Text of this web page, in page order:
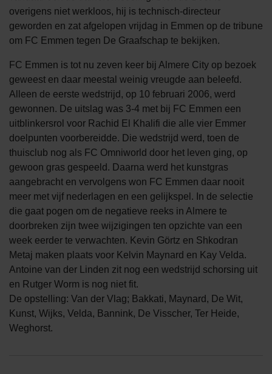
overigens niet werkloos, hij is technisch-directeur
geworden en zat afgelopen vrijdag in Emmen op de tribune
om FC Emmen tegen De Graafschap te bekijken.
FC Emmen is tot nu zeven keer bij Almere City op bezoek
geweest en daar meestal weinig vreugde aan beleefd.
Alleen de eerste wedstrijd, op 10 februari 2006, werd
gewonnen. De uitslag was 3-4 met bij FC Emmen een
uitblinkersrol voor Rachid El Khalifi die alle vier Emmer
doelpunten voorbereidde. Die wedstrijd werd, toen de
thuisclub nog als FC Omniworld door het leven ging, op
gewoon gras gespeeld. Daarna werd het kunstgras
aangebracht en vervolgens won FC Emmen daar nooit
meer met vijf nederlagen en een gelijkspel. In de selectie
die gaat pogen om de negatieve reeks in Almere te
doorbreken zijn twee wijzigingen ten opzichte van een
week eerder te verwachten. Kevin Görtz en Shkodran
Metaj maken plaats voor Kelvin Maynard en Kay Velda.
Antoine van der Linden zit nog een wedstrijd schorsing uit
en Rutger Worm is nog niet fit.
De opstelling: Van der Vlag; Bakkati, Maynard, De Wit,
Kunst, Wijks, Velda, Bannink, De Visscher, Ter Heide,
Weghorst.